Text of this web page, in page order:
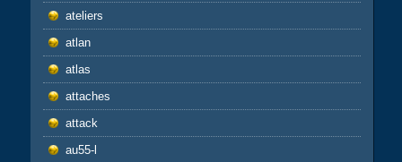
ateliers
atlan
atlas
attaches
attack
au55-l